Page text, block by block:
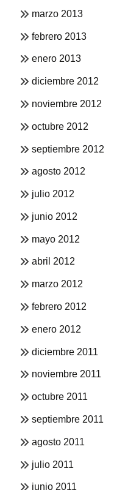
marzo 2013
febrero 2013
enero 2013
diciembre 2012
noviembre 2012
octubre 2012
septiembre 2012
agosto 2012
julio 2012
junio 2012
mayo 2012
abril 2012
marzo 2012
febrero 2012
enero 2012
diciembre 2011
noviembre 2011
octubre 2011
septiembre 2011
agosto 2011
julio 2011
junio 2011